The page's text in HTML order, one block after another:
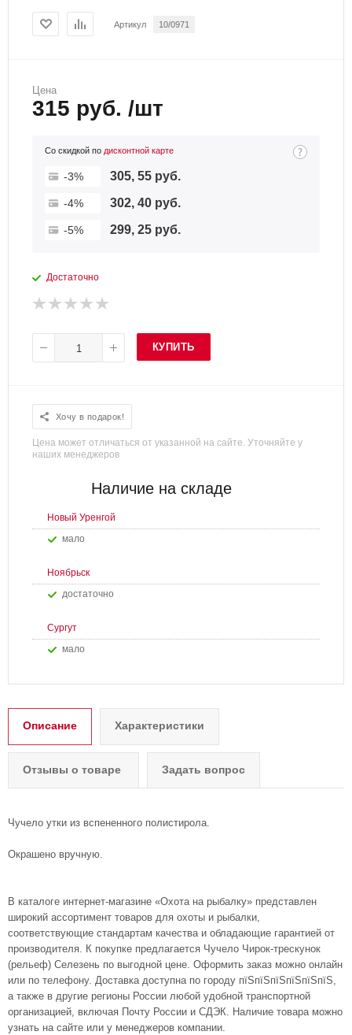
Артикул 10/0971
Цена
315 руб. /шт
Со скидкой по дисконтной карте
-3% 305, 55 руб.
-4% 302, 40 руб.
-5% 299, 25 руб.
Достаточно
КУПИТЬ
Хочу в подарок!
Цена может отличаться от указанной на сайте. Уточняйте у
наших менеджеров
Наличие на складе
Новый Уренгой
Мало
Ноябрьск
Достаточно
Сургут
Мало
Описание Характеристики
Отзывы о товаре Задать вопрос
Чучело утки из вспененного полистирола.
Окрашено вручную.
В каталоге интернет-магазине «Охота на рыбалку» представлен
широкий ассортимент товаров для охоты и рыбалки,
соответствующие стандартам качества и обладающие гарантией от
производителя. К покупке предлагается Чучело Чирок-трескунок
(рельеф) Селезень по выгодной цене. Оформить заказ можно онлайн
или по телефону. Доставка доступна по городу пїЅпїЅпїЅпїЅпїЅпїЅ,
а также в другие регионы России любой удобной транспортной
организацией, включая Почту России и СДЭК. Наличие товара можно
узнать на сайте или у менеджеров компании.